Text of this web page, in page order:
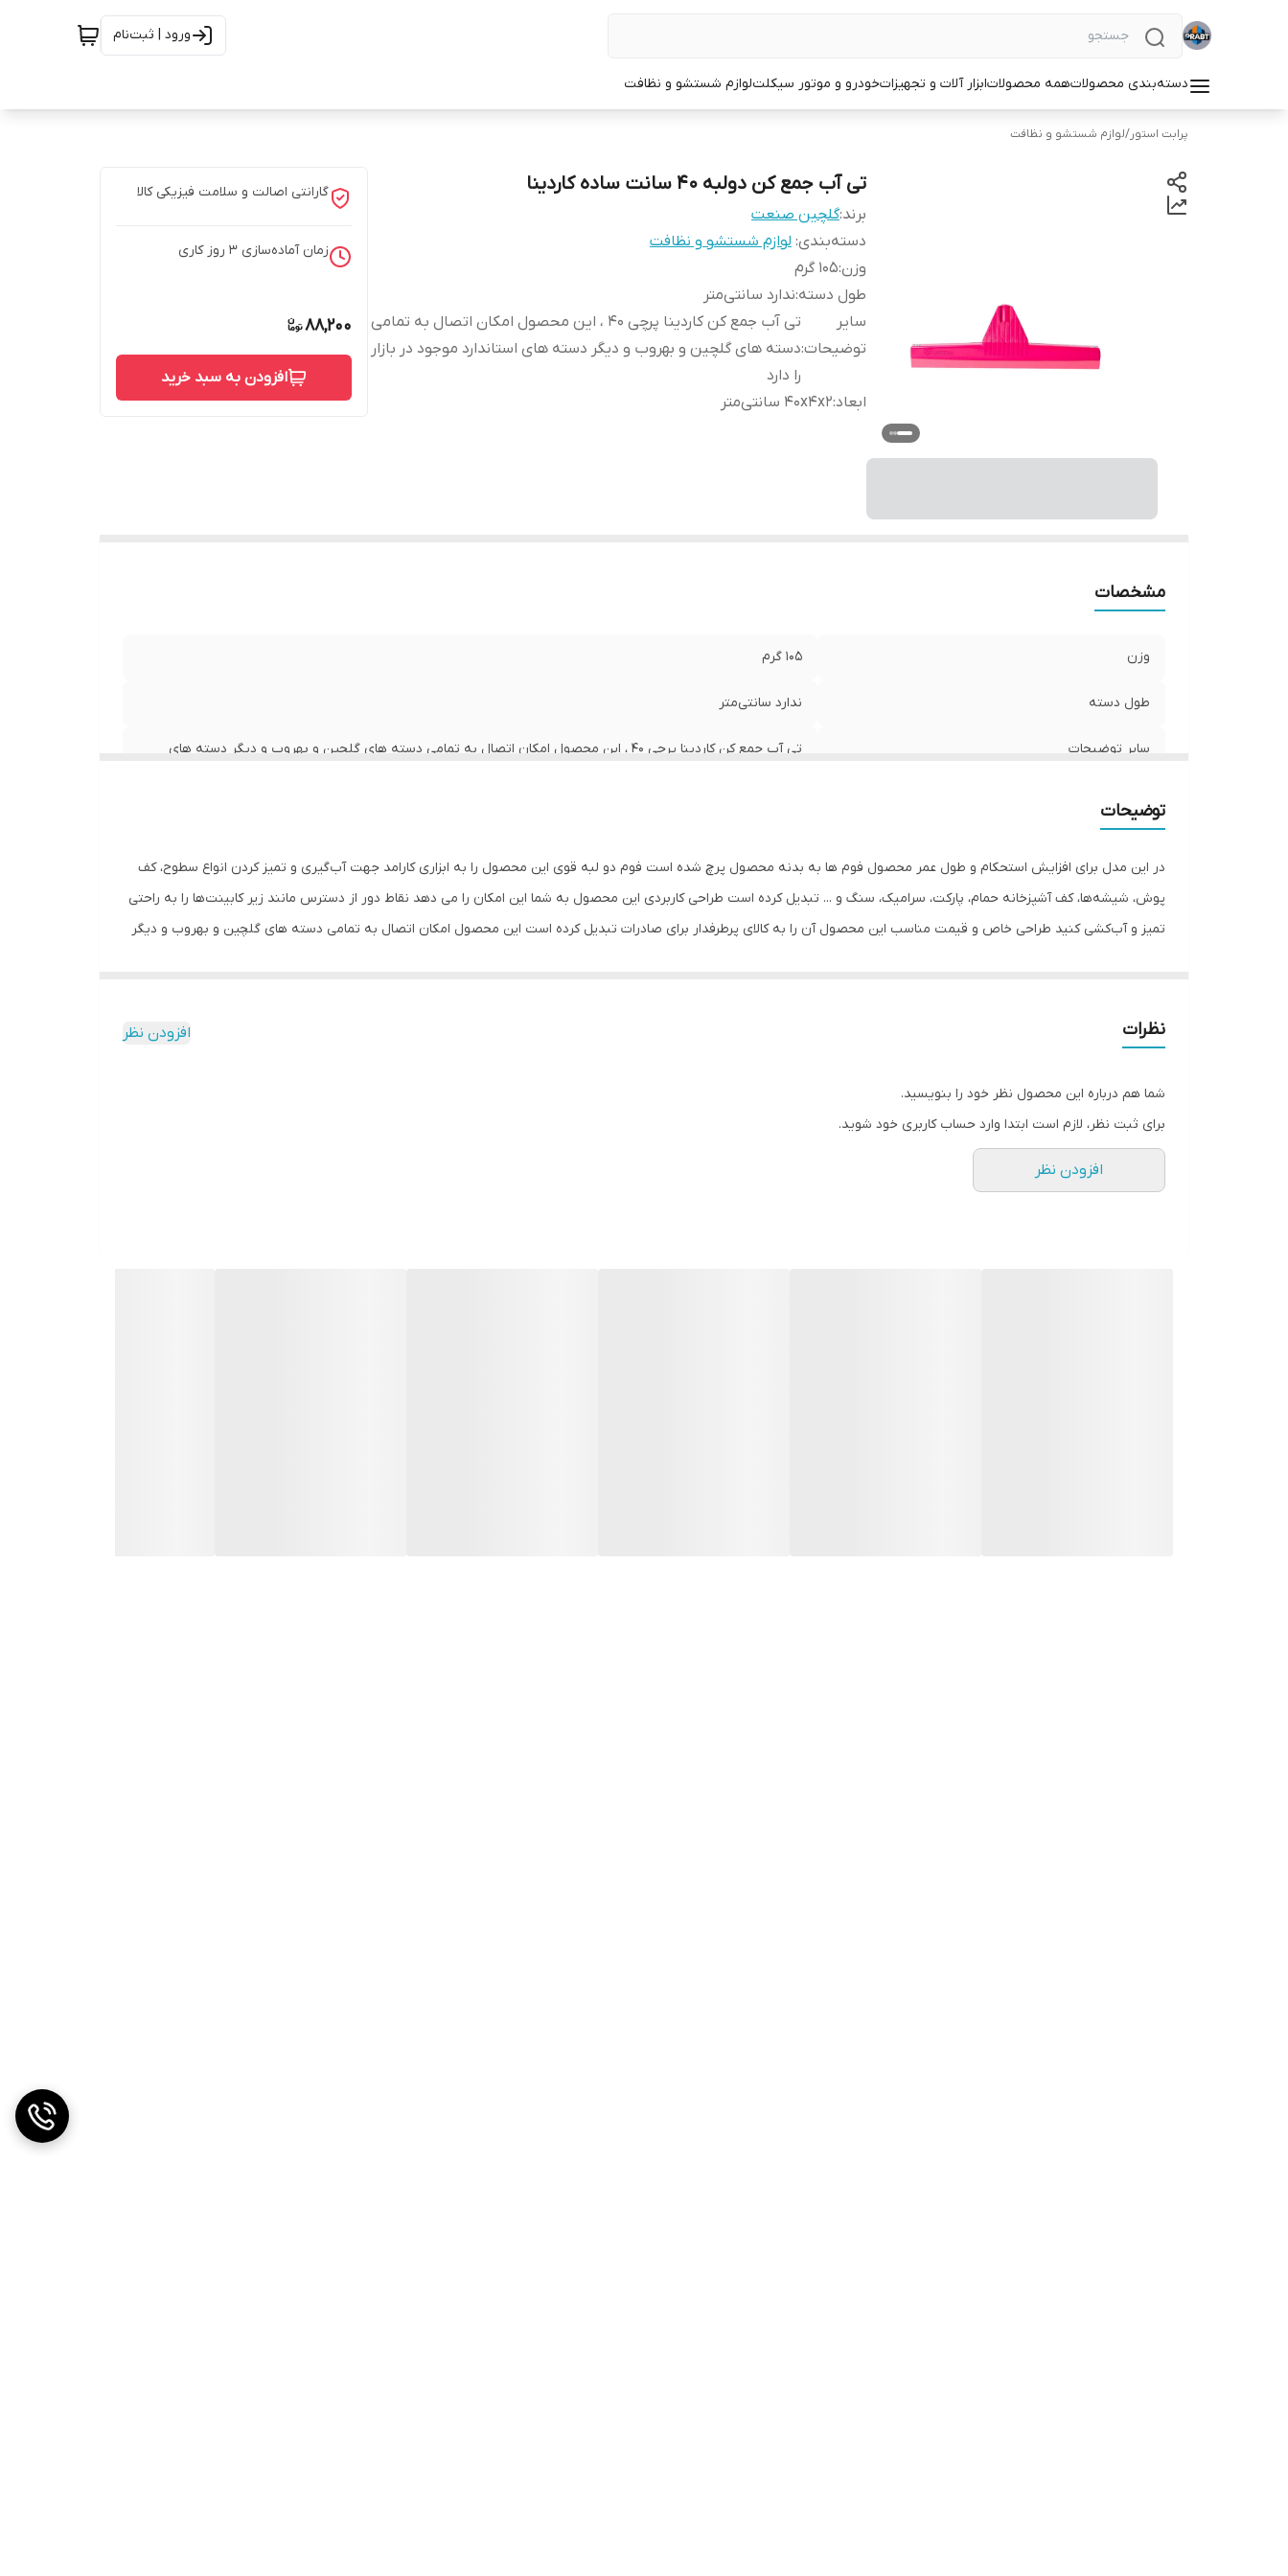
ورود | ثبت‌نام
دسته‌بندی محصولاتهمه محصولاتابزار آلات و تجهیزاتخودرو و موتور سیکلتلوازم شستشو و نظافت
پرابت استور/لوازم شستشو و نظافت
تی آب جمع کن دولبه 40 سانت ساده کاردینا
برند:گلچین صنعت
دسته‌بندی: لوازم شستشو و نظافت
وزن:105 گرم
طول دسته:ندارد سانتی‌متر
سایر
توضیحات:
تی آب جمع کن کاردینا پرچی 40 ، این محصول امکان اتصال به تمامی
دسته های گلچین و بهروب و دیگر دسته های استاندارد موجود در بازار
را دارد
ابعاد:40x4x2 سانتی‌متر
گارانتی اصالت و سلامت فیزیکی کالا
زمان آماده‌سازی 3 روز کاری
88,200
افزودن به سبد خرید
مشخصات
وزن 105 گرم
طول دسته ندارد سانتی‌متر
سایر توضیحات
تی آب جمع کن کاردینا پرچی 40 ، این محصول امکان اتصال به تمامی دسته های گلچین و بهروب و دیگر دسته های
ابعاد
توضیحات
در این مدل برای افزایش استحکام و طول عمر محصول فوم ها به بدنه محصول پرچ شده است فوم دو لبه قوی این محصول را به ابزاری کارامد جهت آب‌گیری و تمیز کردن انواع سطوح، کف
پوش، شیشه‌ها، کف آشپزخانه حمام، پارکت، سرامیک، سنگ و ... تبدیل کرده است طراحی کاربردی این محصول به شما این امکان را می دهد نقاط دور از دسترس مانند زیر کابینت‌ها را به راحتی
تمیز و آب‌کشی کنید طراحی خاص و قیمت مناسب این محصول آن را به کالای پرطرفدار برای صادرات تبدیل کرده است این محصول امکان اتصال به تمامی دسته های گلچین و بهروب و دیگر
نظرات افزودن نظر
شما هم درباره این محصول نظر خود را بنویسید.
برای ثبت نظر، لازم است ابتدا وارد حساب کاربری خود شوید.
افزودن نظر